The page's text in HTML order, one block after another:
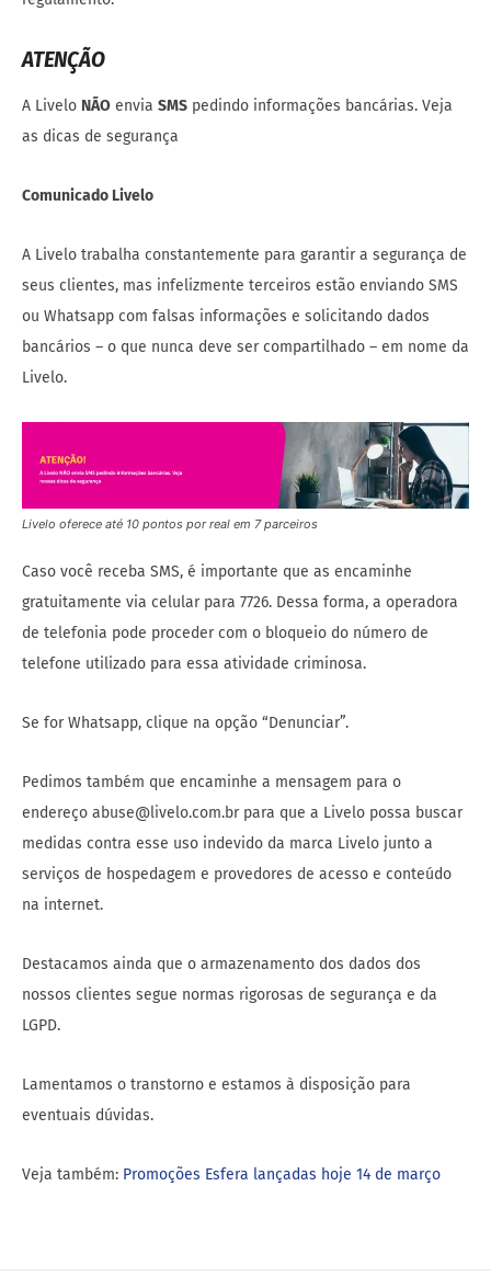
ATENÇÃO
A Livelo NÃO envia SMS pedindo informações bancárias. Veja
as dicas de segurança
Comunicado Livelo
A Livelo trabalha constantemente para garantir a segurança de
seus clientes, mas infelizmente terceiros estão enviando SMS
ou Whatsapp com falsas informações e solicitando dados
bancários – o que nunca deve ser compartilhado – em nome da
Livelo.
Livelo oferece até 10 pontos por real em 7 parceiros
Caso você receba SMS, é importante que as encaminhe
gratuitamente via celular para 7726. Dessa forma, a operadora
de telefonia pode proceder com o bloqueio do número de
telefone utilizado para essa atividade criminosa.
Se for Whatsapp, clique na opção “Denunciar”.
Pedimos também que encaminhe a mensagem para o
endereço abuse@livelo.com.br para que a Livelo possa buscar
medidas contra esse uso indevido da marca Livelo junto a
serviços de hospedagem e provedores de acesso e conteúdo
na internet.
Destacamos ainda que o armazenamento dos dados dos
nossos clientes segue normas rigorosas de segurança e da
LGPD.
Lamentamos o transtorno e estamos à disposição para
eventuais dúvidas.
Veja também: Promoções Esfera lançadas hoje 14 de março